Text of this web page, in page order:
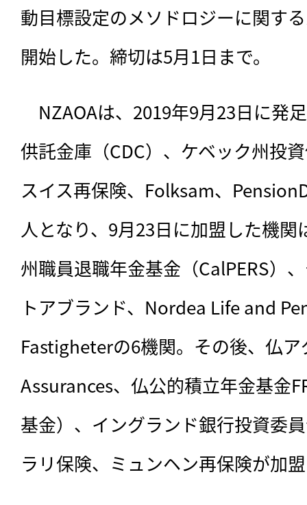
動目標設定のメソドロジーに関す
開始した。締切は5月1日まで。
NZAOAは、 2019年9月23日に発
供託金庫（CDC）、ケベック州投
スイス再保険、Folksam、
人となり、9月23日に加盟した機
州職員退職年金基金（CalPERS）
トアブランド、Nordea Life and
Fastigheterの6機関。その後、仏ア
Assurances、仏公的積立年金基金
基金）、イングランド銀行投資委
ラリ保険、ミュンヘン再保険が加